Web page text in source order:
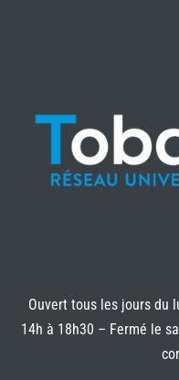
Ouvert tous les jours du
14h à 18h30 – Fermé le